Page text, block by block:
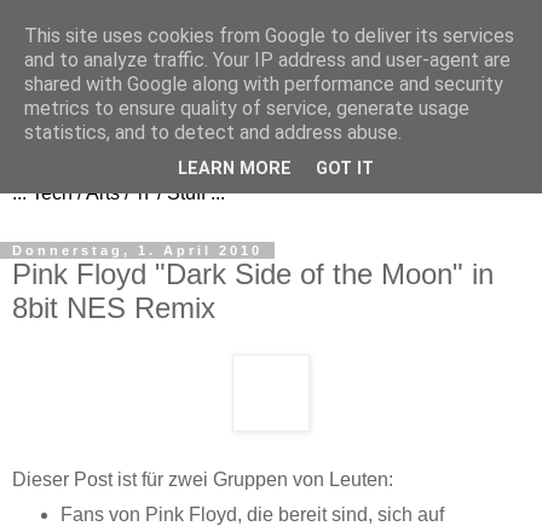
FezBook
... Tech / Arts / 'n' / Stuff ...
Donnerstag, 1. April 2010
Pink Floyd "Dark Side of the Moon" in
8bit NES Remix
Dieser Post ist für zwei Gruppen von Leuten:
Fans von Pink Floyd, die bereit sind, sich auf
This site uses cookies from Google to deliver its services
and to analyze traffic. Your IP address and user-agent are
shared with Google along with performance and security
metrics to ensure quality of service, generate usage
statistics, and to detect and address abuse.
LEARN MORE GOT IT